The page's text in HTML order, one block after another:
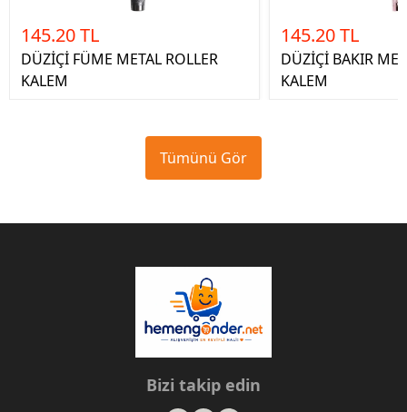
145.20 TL
DÜZİÇİ FÜME METAL ROLLER
KALEM
145.20 TL
DÜZİÇİ BAKIR
KALEM
Tümünü Gör
Bizi takip edin